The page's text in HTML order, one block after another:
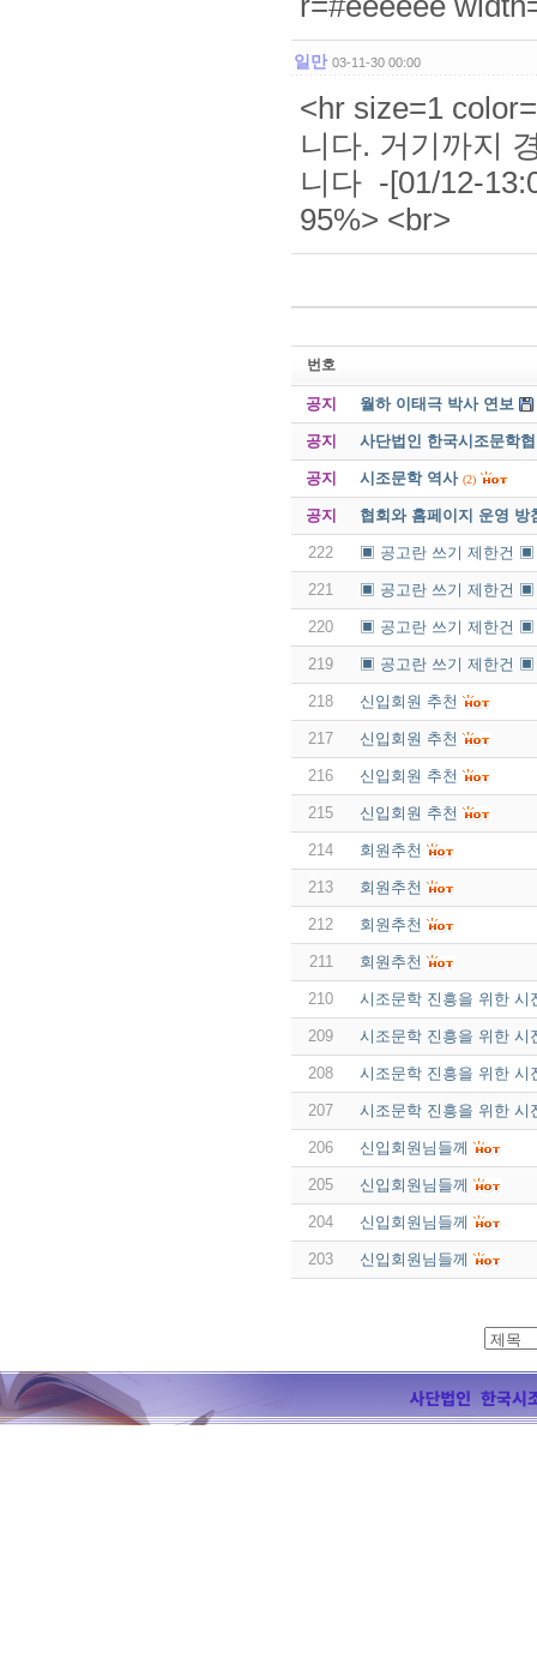
일만 03-11-30 00:00
<hr size=1
니다. 거기까지
니다 -[01/12-
95%> <br>
번호
공지 월하 이태극 박사 연보
공지 사단법인 한국시조문학
공지 시조문학 역사 (2)
공지 협회와 홈페이지 운영 방
222 ▣ 공고란 쓰기 제한건 ▣
221 ▣ 공고란 쓰기 제한건 ▣
220 ▣ 공고란 쓰기 제한건 ▣
219 ▣ 공고란 쓰기 제한건 ▣
218 신입회원 추천
217 신입회원 추천
216 신입회원 추천
215 신입회원 추천
214 회원추천
213 회원추천
212 회원추천
211 회원추천
210 시조문학 진흥을 위한 시
209 시조문학 진흥을 위한 시
208 시조문학 진흥을 위한 시
207 시조문학 진흥을 위한 시
206 신입회원님들께
205 신입회원님들께
204 신입회원님들께
203 신입회원님들께